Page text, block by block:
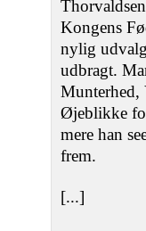
Kongens
nylig
udbragt.
Munterhed,
Øjeblikke
mere han
frem.
[...]